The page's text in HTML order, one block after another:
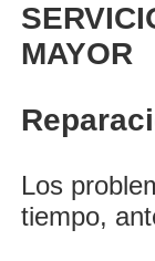
MAYOR
Los
tiempo,